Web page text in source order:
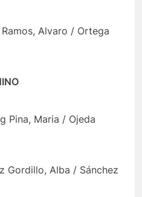
Alvaro / Ortega
Pina, Maria / Ojeda
Gordillo, Alba / Sánchez